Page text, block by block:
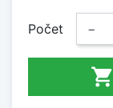
Počet −
